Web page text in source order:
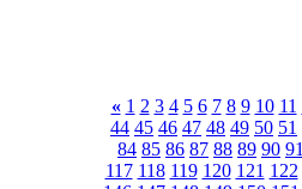
« 1 2 3 4 5 6 7 8 9 10 11
44 45 46 47 48 49 50 51
84 85 86 87 88 89 90 91
117 118 119 120 121 122